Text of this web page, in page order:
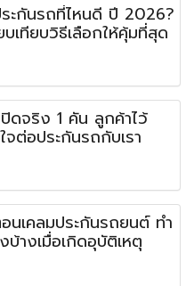
ะกันรถที่ไหนดี ปี 2026?
บเทียบวิธีเลือกให้คุ้มที่สุด
ดจริง 1 คัน ลูกค้าไว้
จต่อประกันรถกับเรา
นเคลมประกันรถยนต์ ทำ
บ้างเมื่อเกิดอุบัติเหตุ